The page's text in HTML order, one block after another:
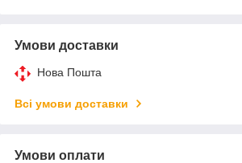
Умови доставки
Нова Пошта
Всі умови доставки
Умови оплати